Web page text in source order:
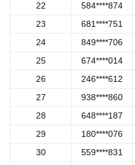
22
584****874
23
681****751
24
849****706
25
674****014
26
246****612
27
938****860
28
648****187
29
180****076
30
559****831